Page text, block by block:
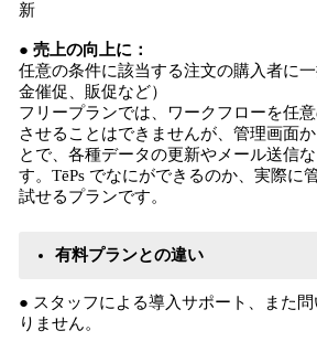
新
● 売上の向上に：
任意の条件に該当する注文の購入者に
金催促、販促など）
フリープランでは、ワークフローを任
させることはできませんが、管理画面
とで、各種データの更新やメール送信
す。TēPs でなにができるのか、実際に
試せるプランです。
有料プランとの違い
● スタッフによる導入サポート、また
りません。